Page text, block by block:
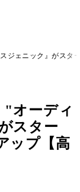
ジェニック』がス
"オーディ
スター
ップ【高